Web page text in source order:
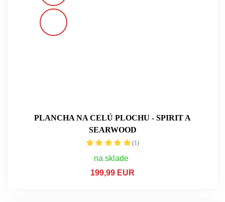
PLANCHA NA CELÚ PLOCHU - SPIRIT A
SEARWOOD
(1)
na sklade
199,99 EUR